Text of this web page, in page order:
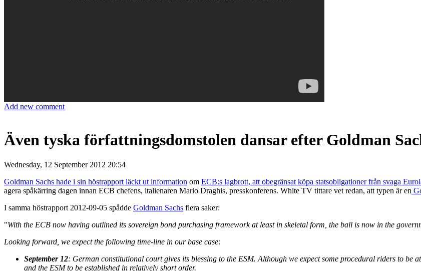
Add new comment
Även tyska författningsdomstolen dansar efter Goldman
Wednesday, 12 September 2012 20:54
Goldman Sachs hade i sin höstrapport läckt ut information om ECB:s lagbrott, att obegränsat köpa statsobligationer från svaga
agera spåkärring dagen innan ECB chefens, italienaren Mario Draghis, presskonferens. White TV tittare vet redan, att typen är en
I samma höstrapport 2012-09-05 spådde Goldman Sachs flera saker:
"With the ECB now having outlined its sovereign bond purchasing framework at least in skeletal form, the ball is now in the
Looking forward, we expect the following time-line in our base case:
September 12: German constitutional court gives its blessing to the ESM. Although we expect some procedural riders to
and the ESM to be established in relatively short order.